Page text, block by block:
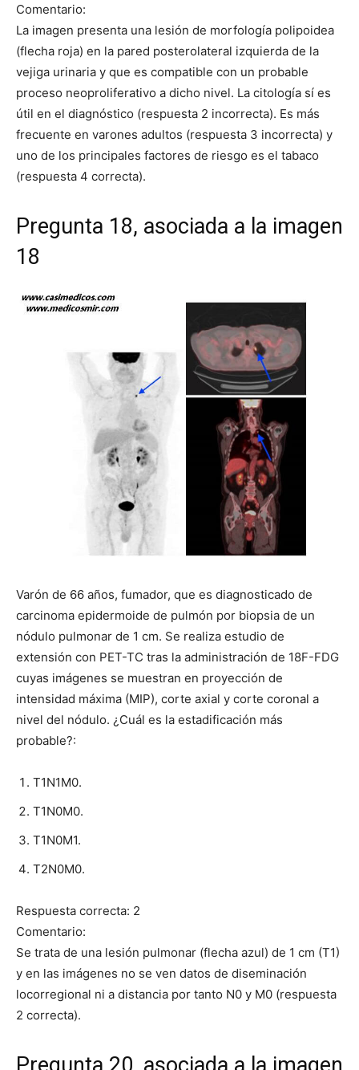
Comentario:
La imagen presenta una lesión de morfología polipoidea
(flecha roja) en la pared posterolateral izquierda de la
vejiga urinaria y que es compatible con un probable
proceso neoproliferativo a dicho nivel. La citología sí es
útil en el diagnóstico (respuesta 2 incorrecta). Es más
frecuente en varones adultos (respuesta 3 incorrecta) y
uno de los principales factores de riesgo es el tabaco
(respuesta 4 correcta).
Pregunta 18, asociada a la imagen
18
Varón de 66 años, fumador, que es diagnosticado de
carcinoma epidermoide de pulmón por biopsia de un
nódulo pulmonar de 1 cm. Se realiza estudio de
extensión con PET-TC tras la administración de 18F-FDG
cuyas imágenes se muestran en proyección de
intensidad máxima (MIP), corte axial y corte coronal a
nivel del nódulo. ¿Cuál es la estadificación más
probable?:
T1N1M0.
T1N0M0.
T1N0M1.
T2N0M0.
Respuesta correcta: 2
Comentario:
Se trata de una lesión pulmonar (flecha azul) de 1 cm (T1)
y en las imágenes no se ven datos de diseminación
locorregional ni a distancia por tanto N0 y M0 (respuesta
2 correcta).
Pregunta 20, asociada a la imagen